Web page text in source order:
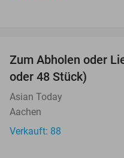
Zum Abholen oder
oder 48 Stück)
Asian Today
Aachen
Verkauft: 88